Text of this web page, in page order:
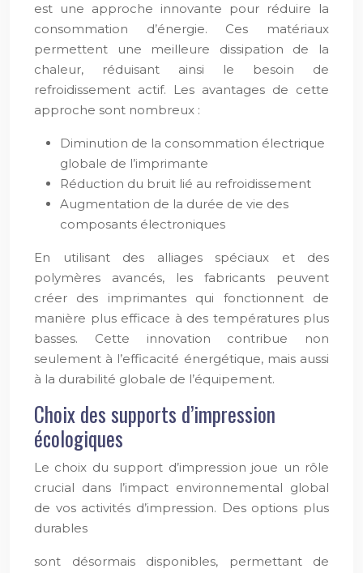
est une approche innovante pour réduire la
consommation d’énergie. Ces matériaux
permettent une meilleure dissipation de la
chaleur, réduisant ainsi le besoin de
refroidissement actif. Les avantages de cette
approche sont nombreux :
Diminution de la consommation électrique
globale de l’imprimante
Réduction du bruit lié au refroidissement
Augmentation de la durée de vie des
composants électroniques
En utilisant des alliages spéciaux et des
polymères avancés, les fabricants peuvent
créer des imprimantes qui fonctionnent de
manière plus efficace à des températures plus
basses. Cette innovation contribue non
seulement à l’efficacité énergétique, mais aussi
à la durabilité globale de l’équipement.
Choix des supports d’impression
écologiques
Le choix du support d’impression joue un rôle
crucial dans l’impact environnemental global
de vos activités d’impression. Des options plus
durables
sont désormais disponibles, permettant de